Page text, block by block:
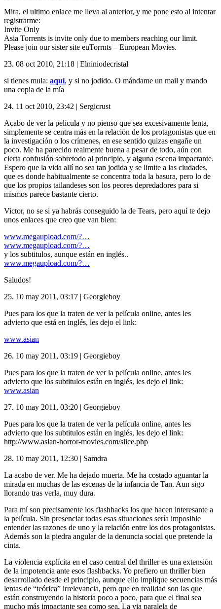
Mira, el ultimo enlace me lleva al anterior, y me pone esto al intentar
registrarme:
Invite Only
Asia Torrents is invite only due to members reaching our limit.
Please join our sister site euTorrnts – European Movies.
23. 08 oct 2010, 21:18 | Elniniodecristal
si tienes mula: aquí, y si no jodido. O mándame un mail y mando
una copia de la mía
24. 11 oct 2010, 23:42 | Sergicrust
Acabo de ver la película y no pienso que sea excesivamente lenta,
simplemente se centra más en la relación de los protagonistas que en
la investigación o los crímenes, en ese sentido quizas engañe un
poco. Me ha parecido realmente buena a pesar de todo, aún con
cierta confusión sobretodo al principio, y alguna escena impactante.
Espero que la vida allí no sea tan jodida y se limite a las ciudades,
que es donde habitualmente se concentra toda la basura, pero lo de
que los propios tailandeses son los peores depredadores para si
mismos parece bastante cierto.
Victor, no se si ya habrás conseguido la de Tears, pero aquí te dejo
unos enlaces que creo que van bien:
www.megaupload.com/?…
www.megaupload.com/?…
y los subtitulos, aunque están en inglés..
www.megaupload.com/?…
Saludos!
25. 10 may 2011, 03:17 | Georgieboy
Pues para los que la traten de ver la película online, antes les
advierto que está en inglés, les dejo el link:
www.asian
26. 10 may 2011, 03:19 | Georgieboy
Pues para los que la traten de ver la película online, antes les
advierto que los subtitulos están en inglés, les dejo el link:
www.asian
27. 10 may 2011, 03:20 | Georgieboy
Pues para los que la traten de ver la película online, antes les
advierto que los subtitulos están en inglés, les dejo el link:
http://www.asian-horror-movies.com/slice.php
28. 10 may 2011, 12:30 | Samdra
La acabo de ver. Me ha dejado muerta. Me ha costado aguantar la
mirada en muchas de las escenas de la infancia de Tan. Aun sigo
llorando tras verla, muy dura.
Para mí son precisamente los flashbacks los que hacen interesante a
la película. Sin presenciar todas esas situaciones sería imposible
entender las razones de uno y la relación entre los dos protagonistas.
Además son la piedra angular de la denuncia social que pretende la
cinta.
La violencia explícita en el caso central del thriller es una extensión
de la impotencia ante esos flashbacks. Yo prefiero un thriller bien
desarrollado desde el principio, aunque ello implique secuencias más
lentas de “teórica” irrelevancia, pero que en realidad son las que
están construyendo la historia poco a poco, para que el final sea
mucho más impactante sea como sea. La via paralela de